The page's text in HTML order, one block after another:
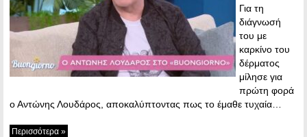
Για τη
διάγνωσή
του με
καρκίνο του
δέρματος
μίλησε για
πρώτη φορά
ο Αντώνης Λουδάρος, αποκαλύπτοντας πως το έμαθε τυχαία…
Περισσότερα »